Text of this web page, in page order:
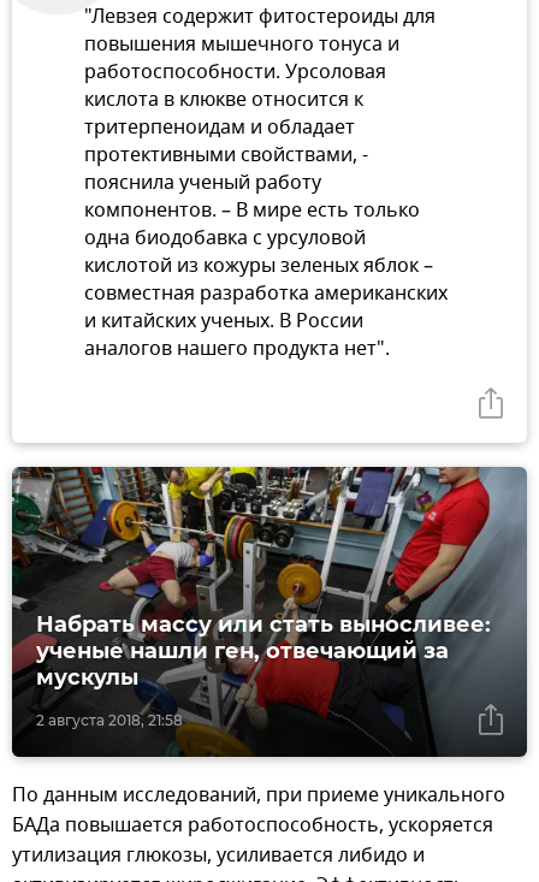
"Левзея содержит фитостероиды для
повышения мышечного тонуса и
работоспособности. Урсоловая
кислота в клюкве относится к
тритерпеноидам и обладает
протективными свойствами, -
пояснила ученый работу
компонентов. – В мире есть только
одна биодобавка с урсуловой
кислотой из кожуры зеленых яблок –
совместная разработка американских
и китайских ученых. В России
аналогов нашего продукта нет".
2 августа 2018, 21:58
Набрать массу или стать выносливее:
ученые нашли ген, отвечающий за
мускулы
По данным исследований, при приеме уникального
БАДа повышается работоспособность, ускоряется
утилизация глюкозы, усиливается либидо и